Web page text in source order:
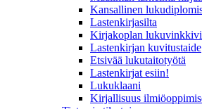
Kansallinen
Lastenkirjasilta
Kirjakoplan
Lastenkirjan kuvitustaide
Etsivää lukutaitotyötä
Lastenkirjat esiin!
Lukuklaani
Kirjallisuus